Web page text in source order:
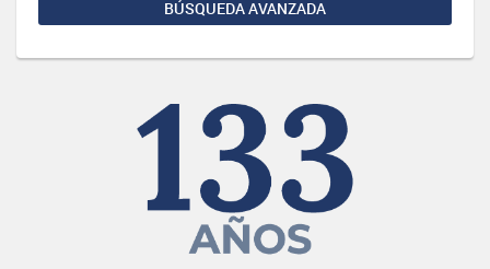
BÚSQUEDA AVANZADA